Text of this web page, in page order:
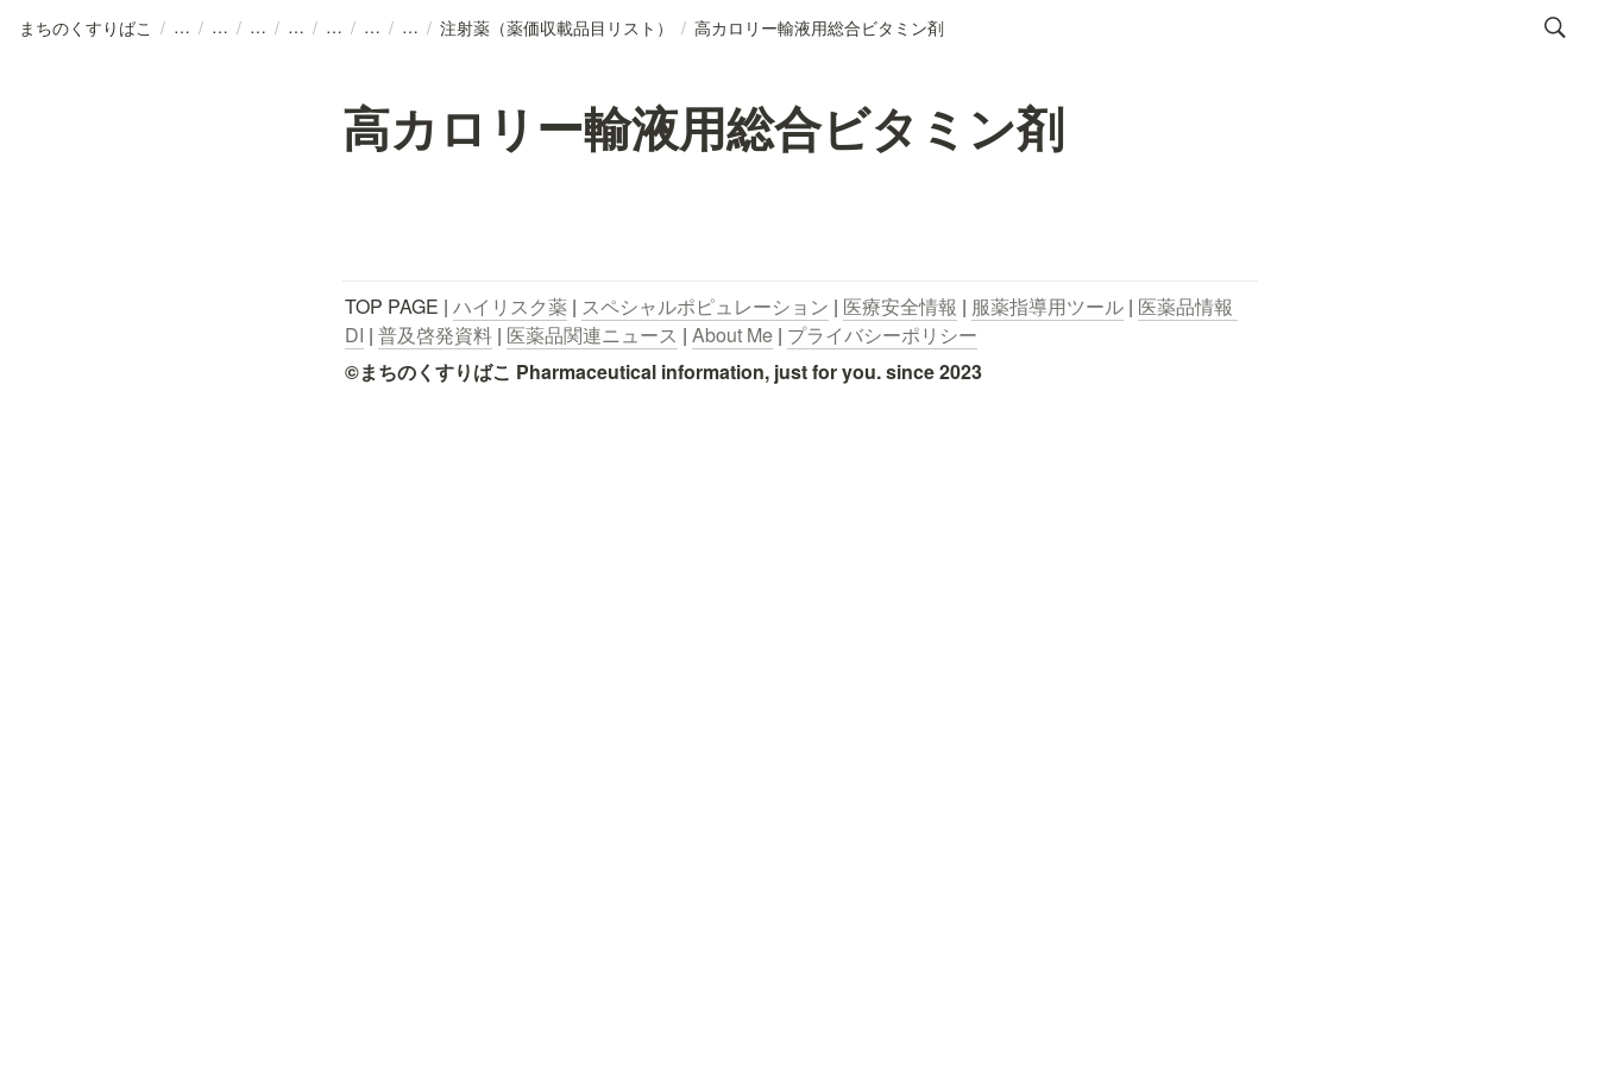
まちのくすりばこ / / / / / / / / 注射薬（薬価収載品目リスト） / 高カロリー輸液用総合ビタミン剤
高カロリー輸液用総合ビタミン剤
TOP PAGE | ハイリスク薬 | スペシャルポピュレーション | 医療安全情報 | 服薬指導用ツール | 医薬品情報
DI | 普及啓発資料 | 医薬品関連ニュース | About Me | プライバシーポリシー
©まちのくすりばこ Pharmaceutical information, just for you. since 2023